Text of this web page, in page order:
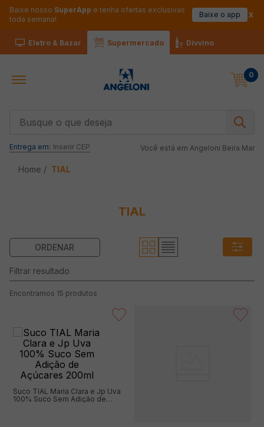
Baixe nosso SuperApp e tenha ofertas exclusivas
toda semana!
Baixe o app
Eletro & Bazar Supermercado Divvino
0
Você está em Angeloni Beira Mar
Entrega em: Inserir CEP
TIAL
TIAL
15 produtos
Suco TIAL Maria Clara e Jp Uva
100% Suco Sem Adição de